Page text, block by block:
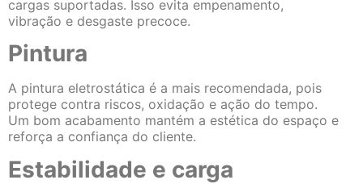
cargas suportadas. Isso evita empenamento,
vibração e desgaste precoce.
Pintura
A pintura eletrostática é a mais recomendada, pois
protege contra riscos, oxidação e ação do tempo.
Um bom acabamento mantém a estética do espaço e
reforça a confiança do cliente.
Estabilidade e carga